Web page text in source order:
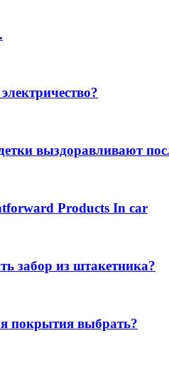
выздоравливают
Products In car
забор из штакетника?
покрытия выбрать?